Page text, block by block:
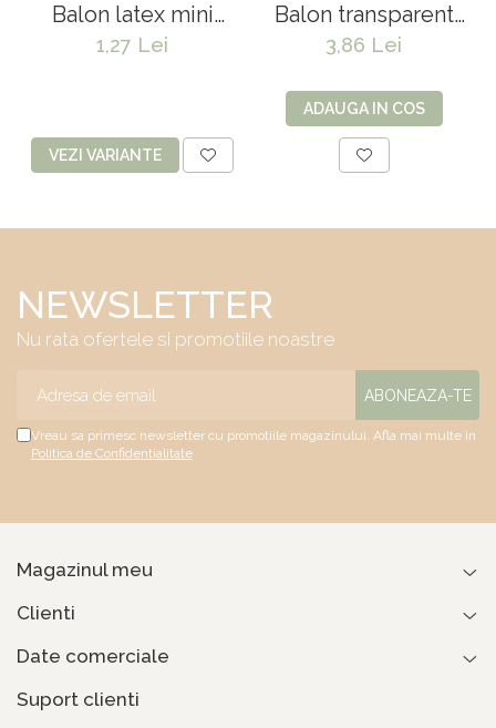
Balon latex mini
jumbo - 45 cm
1,27 Lei
VEZI VARIANTE
Balon transparent
jumbo - 80 cm
3,86 Lei
ADAUGA IN COS
NEWSLETTER
Nu rata ofertele si promotiile noastre
Vreau sa primesc newsletter cu promotiile magazinului. Afla mai multe in
Politica de Confidentialitate
Magazinul meu
Clienti
Date comerciale
Suport clienti